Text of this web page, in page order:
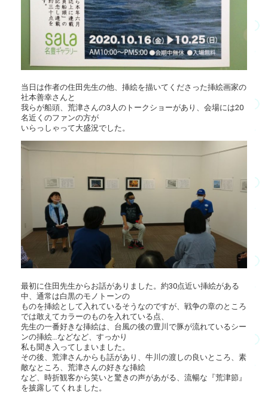
当日は作者の住田先生の他、挿絵を描いてくださった挿絵画家の
社本善幸さんと
我らが船頭、荒津さんの3人のトークショーがあり、会場には20
名近くのファンの方が
いらっしゃって大盛況でした。
最初に住田先生からお話がありました。約30点近い挿絵がある
中、通常は白黒のモノトーンの
ものを挿絵として入れているそうなのですが、戦争の章のところ
では敢えてカラーのものを入れている点、
先生の一番好きな挿絵は、台風の後の豊川で豚が流れているシー
ンの挿絵…などなど、すっかり
私も聞き入ってしまいました。
その後、荒津さんからも話があり、牛川の渡しの良いところ、素
敵なところ、荒津さんの好きな挿絵
など、時折観客から笑いと驚きの声があがる、流暢な『荒津節』
を披露してくれました。